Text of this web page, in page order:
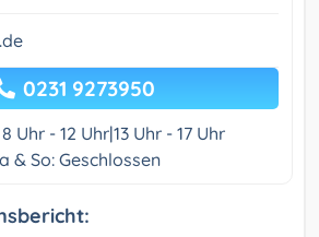
0231 9273950
Uhr - 12 Uhr|13 Uhr - 17 Uhr
& So: Geschlossen